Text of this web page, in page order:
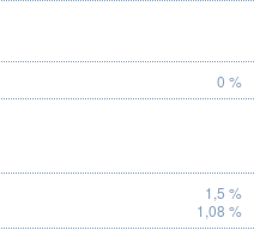
0 %
1,5 %
1,08 %